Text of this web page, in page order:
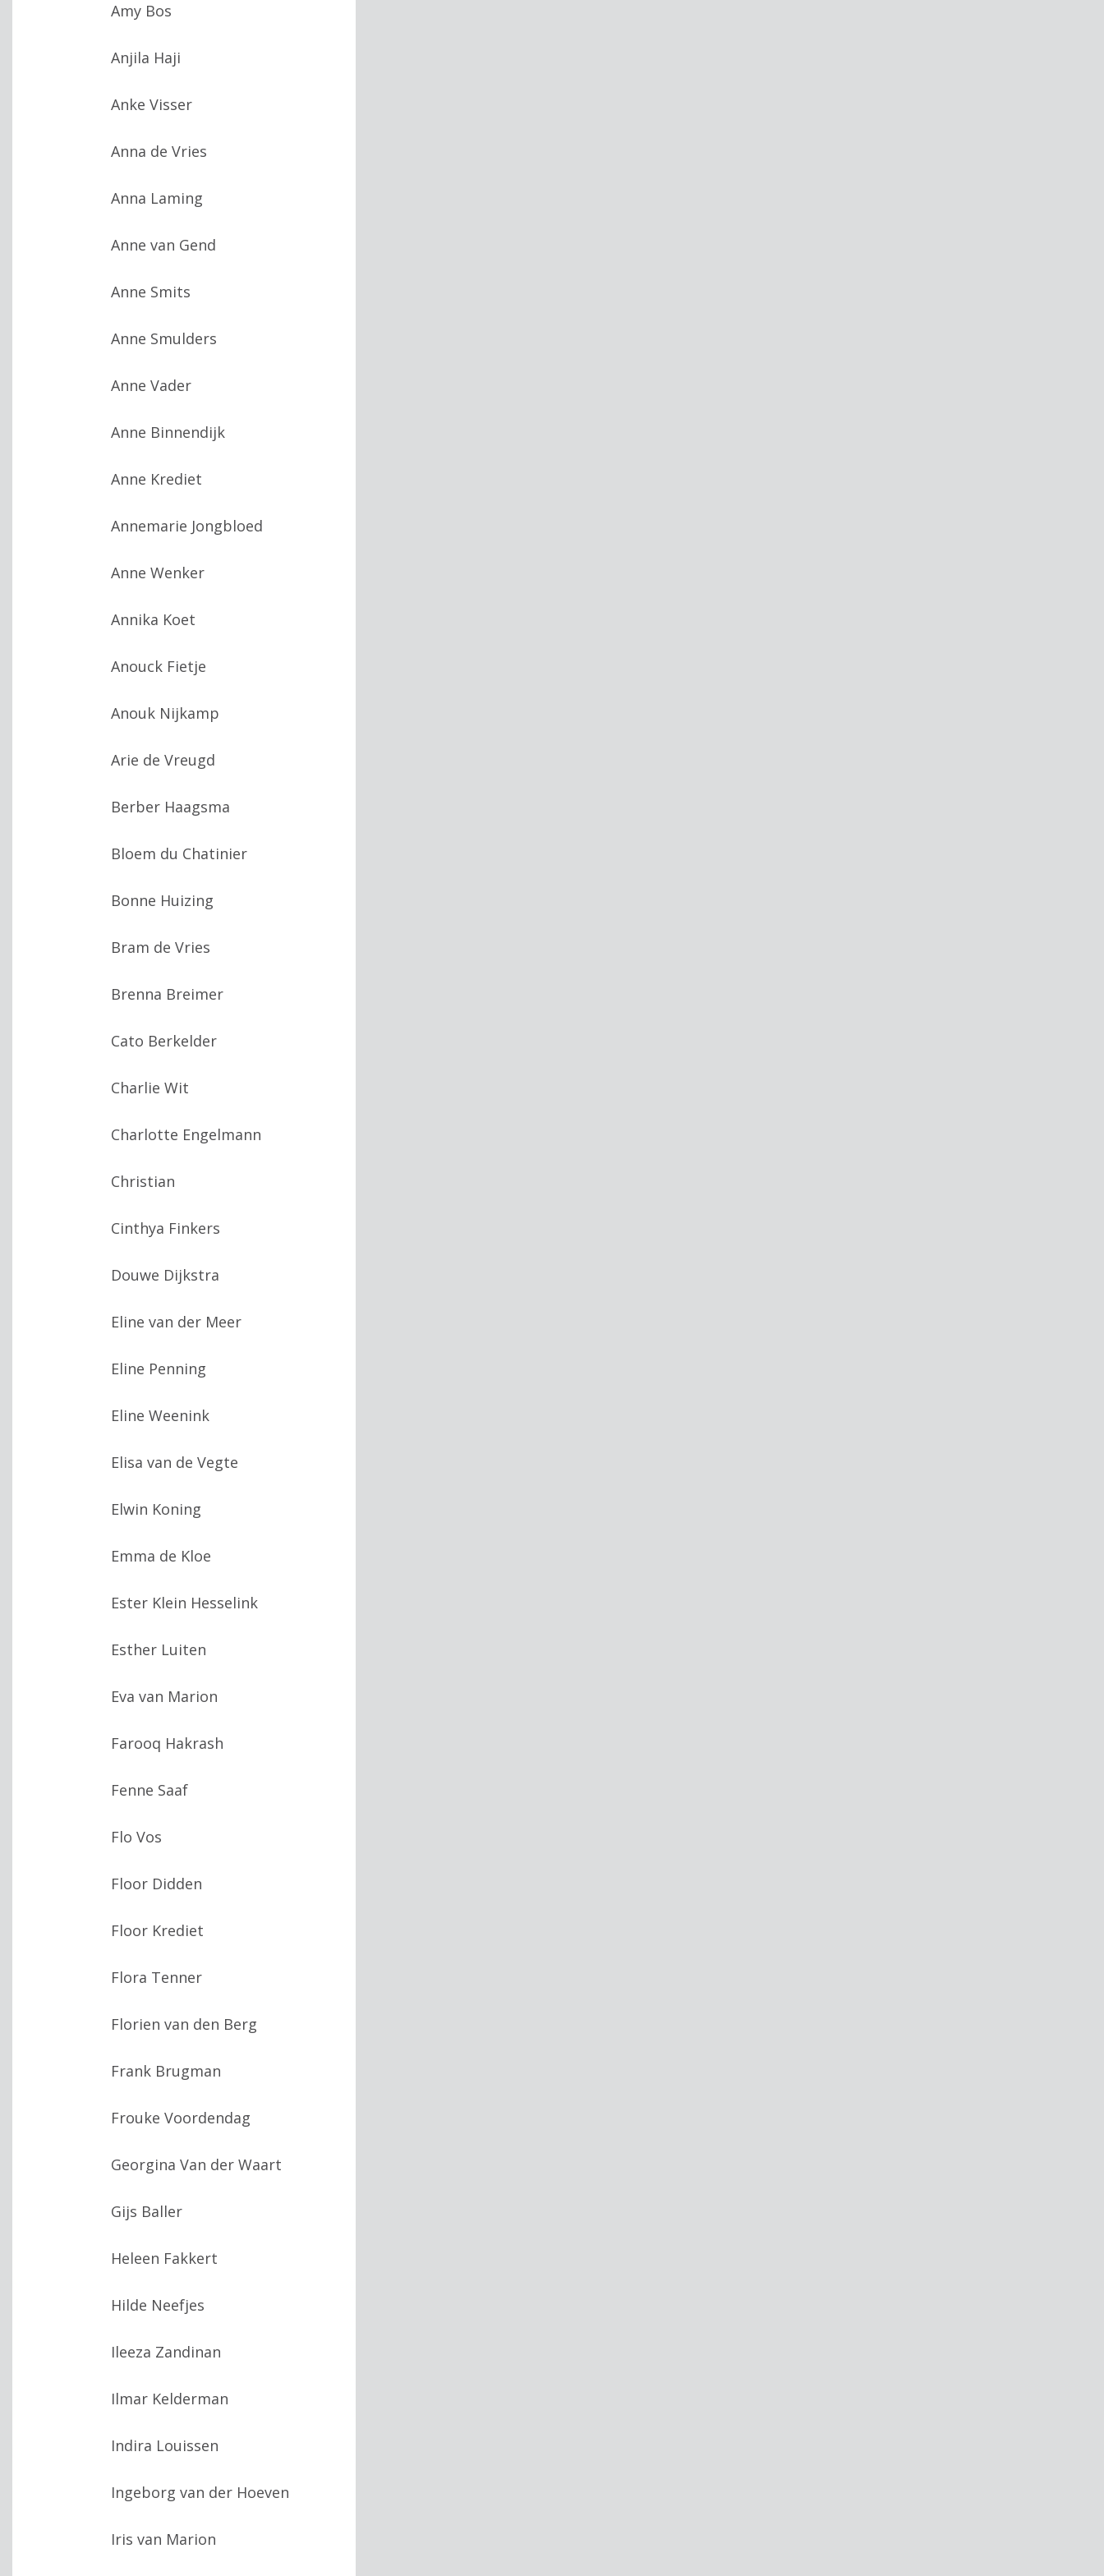
Amy Bos
Anjila Haji
Anke Visser
Anna de Vries
Anna Laming
Anne van Gend
Anne Smits
Anne Smulders
Anne Vader
Anne Binnendijk
Anne Krediet
Annemarie Jongbloed
Anne Wenker
Annika Koet
Anouck Fietje
Anouk Nijkamp
Arie de Vreugd
Berber Haagsma
Bloem du Chatinier
Bonne Huizing
Bram de Vries
Brenna Breimer
Cato Berkelder
Charlie Wit
Charlotte Engelmann
Christian
Cinthya Finkers
Douwe Dijkstra
Eline van der Meer
Eline Penning
Eline Weenink
Elisa van de Vegte
Elwin Koning
Emma de Kloe
Ester Klein Hesselink
Esther Luiten
Eva van Marion
Farooq Hakrash
Fenne Saaf
Flo Vos
Floor Didden
Floor Krediet
Flora Tenner
Florien van den Berg
Frank Brugman
Frouke Voordendag
Georgina Van der Waart
Gijs Baller
Heleen Fakkert
Hilde Neefjes
Ileeza Zandinan
Ilmar Kelderman
Indira Louissen
Ingeborg van der Hoeven
Iris van Marion